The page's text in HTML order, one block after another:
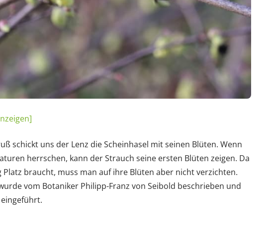
schickt uns der Lenz die Scheinhasel mit seinen Blüten. Wenn
herrschen, kann der Strauch seine ersten Blüten zeigen. Da
Platz braucht, muss man auf ihre Blüten aber nicht verzichten.
vom Botaniker Philipp-Franz von Seibold beschrieben und